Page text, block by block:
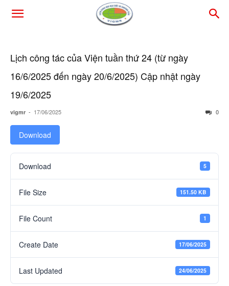
Lịch công tác của Viện tuần thứ 24 (từ ngày
16/6/2025 đến ngày 20/6/2025) Cập nhật ngày
19/6/2025
vigmr - 17/06/2025 0
Download
Download 5
File Size 151.50 KB
File Count 1
Create Date 17/06/2025
Last Updated 24/06/2025